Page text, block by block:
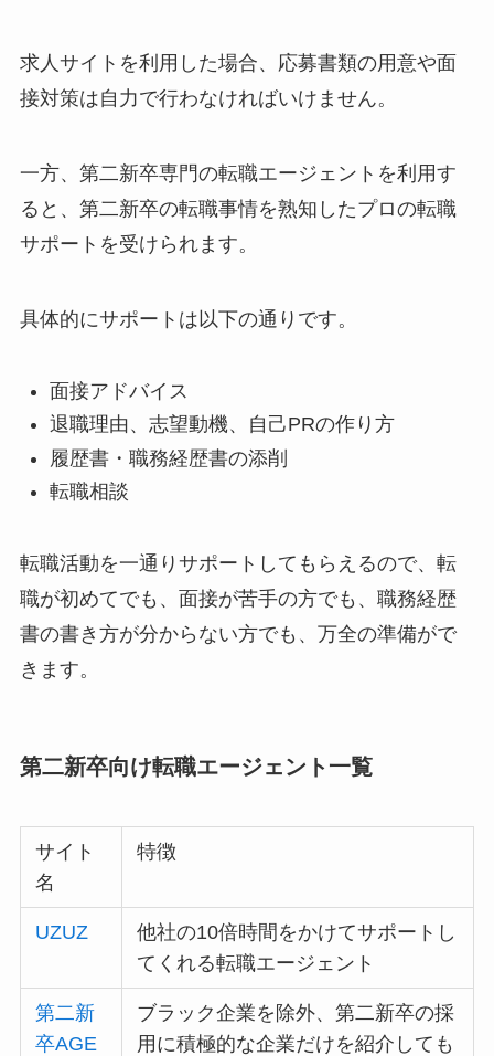
求人サイトを利用した場合、応募書類の用意や面
接対策は自力で行わなければいけません。
一方、第二新卒専門の転職エージェントを利用す
ると、第二新卒の転職事情を熟知したプロの転職
サポートを受けられます。
具体的にサポートは以下の通りです。
面接アドバイス
退職理由、志望動機、自己PRの作り方
履歴書・職務経歴書の添削
転職相談
転職活動を一通りサポートしてもらえるので、転
職が初めてでも、面接が苦手の方でも、職務経歴
書の書き方が分からない方でも、万全の準備がで
きます。
第二新卒向け転職エージェント一覧
サイト
名
特徴
UZUZ
他社の10倍時間をかけてサポートし
てくれる転職エージェント
第二新
卒AGE
ブラック企業を除外、第二新卒の採
用に積極的な企業だけを紹介しても